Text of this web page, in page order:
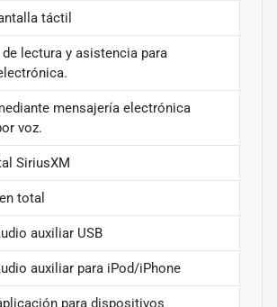
táctil
lectura y asistencia para
mensajería electrónica
voz.
SiriusXM
total
auxiliar USB
auxiliar para iPod/iPhone